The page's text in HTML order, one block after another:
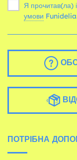
Я прочитав(ла)
умови
ПОТРІБНА